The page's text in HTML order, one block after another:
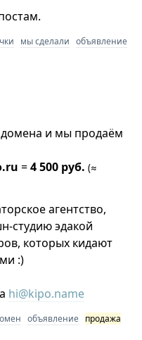
мы сделали объявление
и мы продаём
=4 500 руб. (≈
агентство,
студию эдакой
которых кидают
:)
hi@kipo.name
объявление продажа